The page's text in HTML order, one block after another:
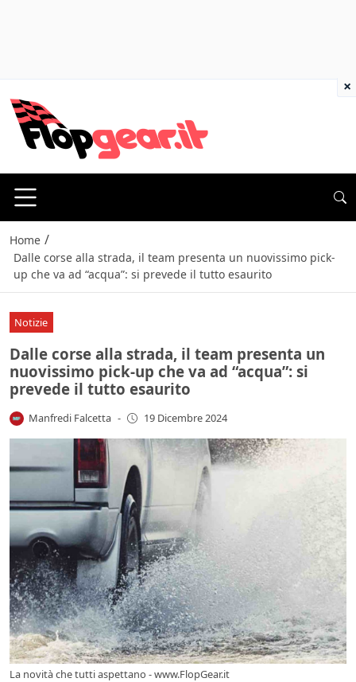
Home /
Dalle corse alla strada, il team presenta un nuovissimo pick-
up che va ad “acqua”: si prevede il tutto esaurito
Notizie
Dalle corse alla strada, il team presenta un
nuovissimo pick-up che va ad “acqua”: si
prevede il tutto esaurito
Manfredi Falcetta - 19 Dicembre 2024
La novità che tutti aspettano - www.FlopGear.it
×